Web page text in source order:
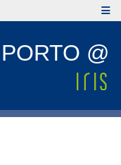
PORTO @